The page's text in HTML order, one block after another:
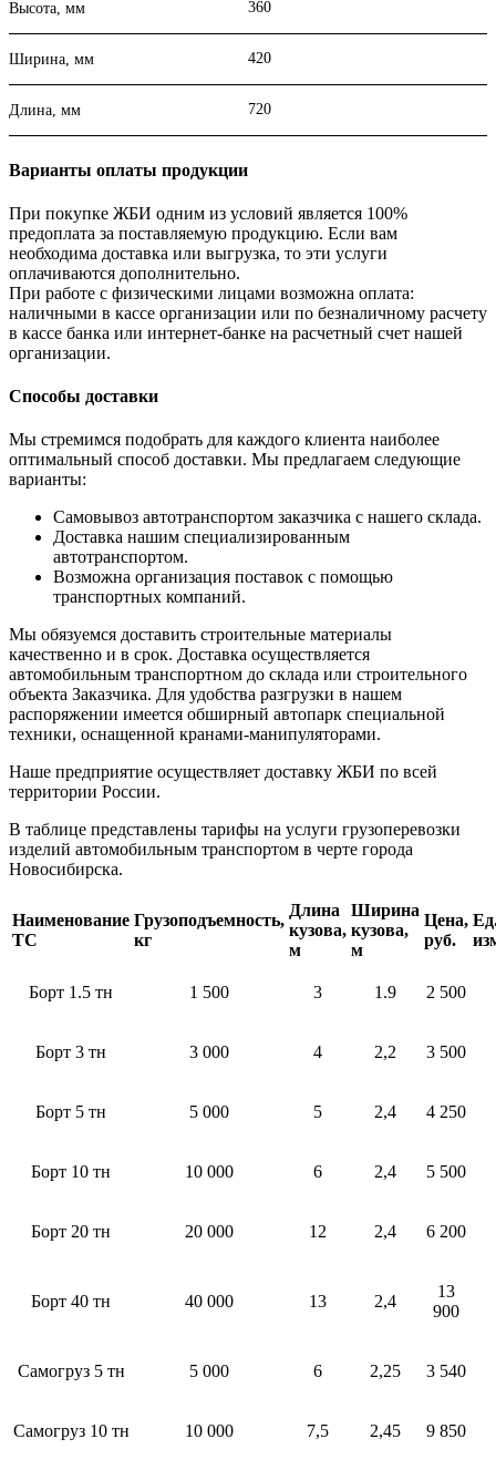
Высота, мм 360
Ширина, мм 420
Длина, мм 720
Варианты оплаты продукции
При покупке ЖБИ одним из условий является 100%
предоплата за поставляемую продукцию. Если вам
необходима доставка или выгрузка, то эти услуги
оплачиваются дополнительно.
При работе с физическими лицами возможна оплата:
наличными в кассе организации или по безналичному расчету
в кассе банка или интернет-банке на расчетный счет нашей
организации.
Способы доставки
Мы стремимся подобрать для каждого клиента наиболее
оптимальный способ доставки. Мы предлагаем следующие
варианты:
Самовывоз автотранспортом заказчика с нашего склада.
Доставка нашим специализированным
автотранспортом.
Возможна организация поставок с помощью
транспортных компаний.
Мы обязуемся доставить строительные материалы
качественно и в срок. Доставка осуществляется
автомобильным транспортном до склада или строительного
объекта Заказчика. Для удобства разгрузки в нашем
распоряжении имеется обширный автопарк специальной
техники, оснащенной кранами-манипуляторами.
Наше предприятие осуществляет доставку ЖБИ по всей
территории России.
В таблице представлены тарифы на услуги грузоперевозки
изделий автомобильным транспортом в черте города
Новосибирска.
Наименование
ТС
Грузоподъемность,
кг
Длина
кузова,
м
Ширина
кузова,
м
Цена,
руб.
Борт 1.5 тн 1 500 3 1.9 2 500
Борт 3 тн 3 000 4 2,2 3 500
Борт 5 тн 5 000 5 2,4 4 250
Борт 10 тн 10 000 6 2,4 5 500
Борт 20 тн 20 000 12 2,4 6 200
Борт 40 тн 40 000 13 2,4
13
900
Самогруз 5 тн 5 000 6 2,25 3 540
Самогруз 10 тн 10 000 7,5 2,45 9 850